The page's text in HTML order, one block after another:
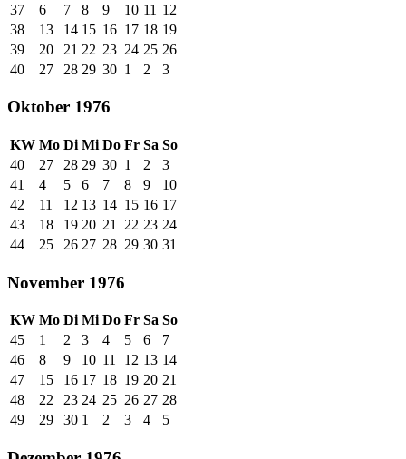
37
6 7 8 9 10 11 12
38
13 14 15 16 17 18 19
39
20 21 22 23 24 25 26
40
27 28 29 30 1 2 3
Oktober 1976
KW Mo Di Mi Do Fr Sa So
40
27 28 29 30 1 2
3
41
4 5 6 7 8 9
10
42
11 12 13 14 15 16 17
43
18 19 20 21 22 23 24
44
25 26 27 28 29 30 31
November 1976
KW Mo Di Mi Do Fr Sa So
45
1 2 3 4 5 6
7
46
8 9 10 11 12 13 14
47
15 16 17 18 19 20 21
48
22 23 24 25 26 27 28
49
29 30 1 2 3 4 5